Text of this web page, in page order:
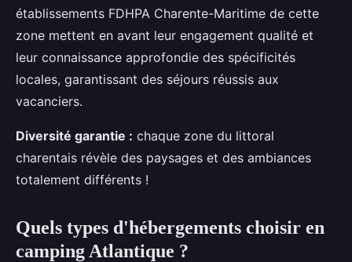
établissements FDHPA Charente-Maritime de cette
zone mettent en avant leur engagement qualité et
leur connaissance approfondie des spécificités
locales, garantissant des séjours réussis aux
vacanciers.
Diversité garantie : chaque zone du littoral
charentais révèle des paysages et des ambiances
totalement différents !
Quels types d'hébergements choisir en
camping Atlantique ?